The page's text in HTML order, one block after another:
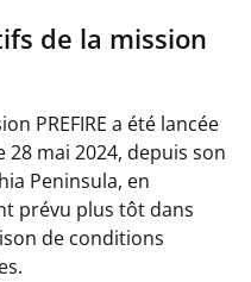
de la mission
PREFIRE a été lancée
28 mai 2024, depuis son
Peninsula, en
prévu plus tôt dans
de conditions